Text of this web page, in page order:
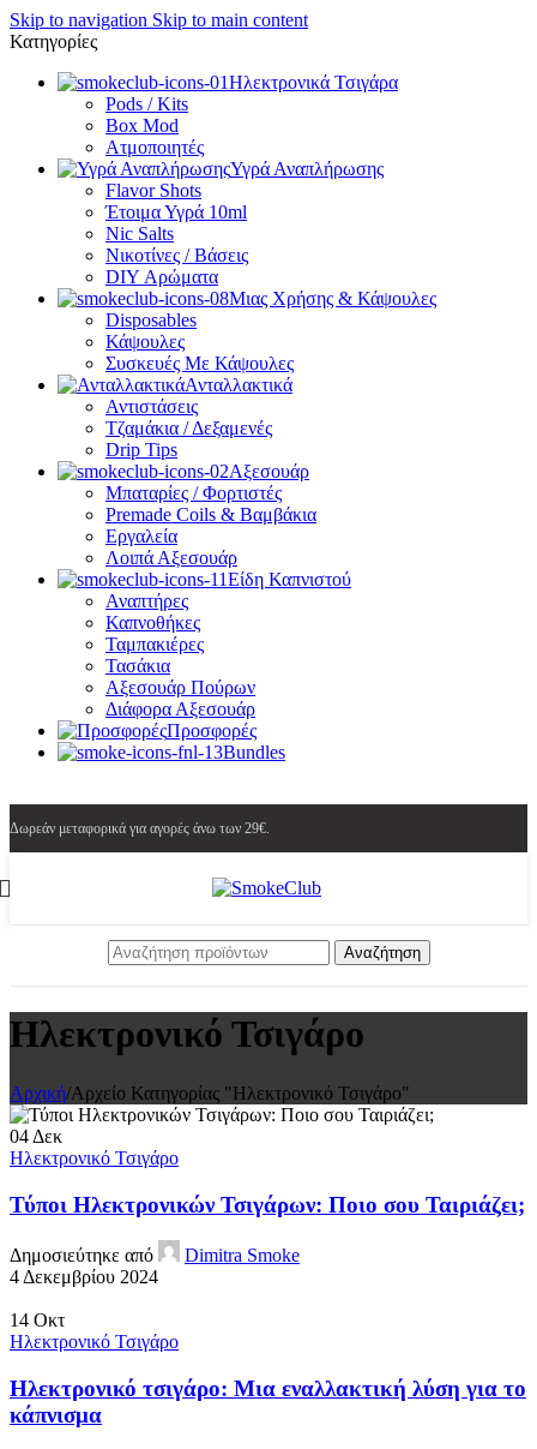
Skip to navigation Skip to main content
Κατηγορίες
Ηλεκτρονικά Τσιγάρα
Pods / Kits
Box Mod
Ατμοποιητές
Υγρά Αναπλήρωσης
Flavor Shots
Έτοιμα Υγρά 10ml
Nic Salts
Νικοτίνες / Βάσεις
DIY Αρώματα
Μιας Χρήσης & Κάψουλες
Disposables
Κάψουλες
Συσκευές Με Κάψουλες
Ανταλλακτικά
Αντιστάσεις
Τζαμάκια / Δεξαμενές
Drip Tips
Αξεσουάρ
Μπαταρίες / Φορτιστές
Premade Coils & Βαμβάκια
Εργαλεία
Λοιπά Αξεσουάρ
Είδη Καπνιστού
Αναπτήρες
Καπνοθήκες
Ταμπακιέρες
Τασάκια
Αξεσουάρ Πούρων
Διάφορα Αξεσουάρ
Προσφορές
Bundles
Δωρεάν μεταφορικά για αγορές άνω των 29€.
Αναζήτηση
Ηλεκτρονικό Τσιγάρο
Αρχική/Αρχείο Κατηγορίας "Ηλεκτρονικό Τσιγάρο"
04 Δεκ
Ηλεκτρονικό Τσιγάρο
Τύποι Ηλεκτρονικών Τσιγάρων: Ποιο σου Ταιριάζει;
Δημοσιεύτηκε από
Dimitra Smoke
4 Δεκεμβρίου 2024
14 Οκτ
Ηλεκτρονικό Τσιγάρο
Ηλεκτρονικό τσιγάρο: Μια εναλλακτική λύση για το
κάπνισμα